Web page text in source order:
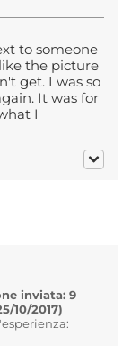
to someone
the picture
get. I was so
It was for
I
inviata: 9
10/2017)